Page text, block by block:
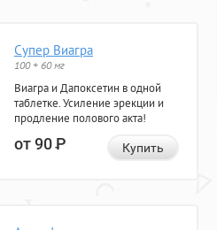
Супер Виагра
100 + 60 мг
Виагра и Дапоксетин в одной
таблетке. Усиление эрекции и
продление полового акта!
от 90Р Купить